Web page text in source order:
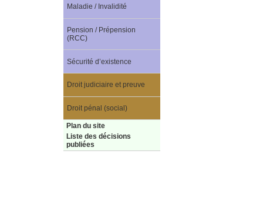
Maladie / Invalidité
Pension / Prépension
(RCC)
Sécurité d’existence
Droit judiciaire et preuve
Droit pénal (social)
Plan du site
Liste des décisions
publiées